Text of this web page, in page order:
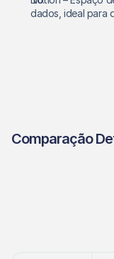
dados, ideal para
Comparação